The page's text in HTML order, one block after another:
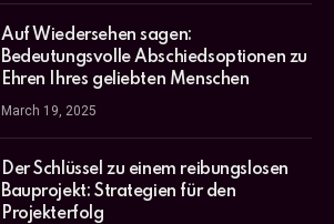
Auf Wiedersehen sagen:
Bedeutungsvolle Abschiedsoptionen zu
Ehren Ihres geliebten Menschen
March 19, 2025
Der Schlüssel zu einem reibungslosen
Bauprojekt: Strategien für den
Projekterfolg